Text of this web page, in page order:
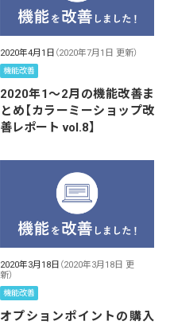
2020年4月1日 （2020年7月1日 更新）
機能改善
2020年1～2月の機能改善ま
とめ【カラーミーショップ改
善レポート vol.8】
2020年3月18日 （2020年3月18日 更
新）
機能改善
オプションポイントの購入